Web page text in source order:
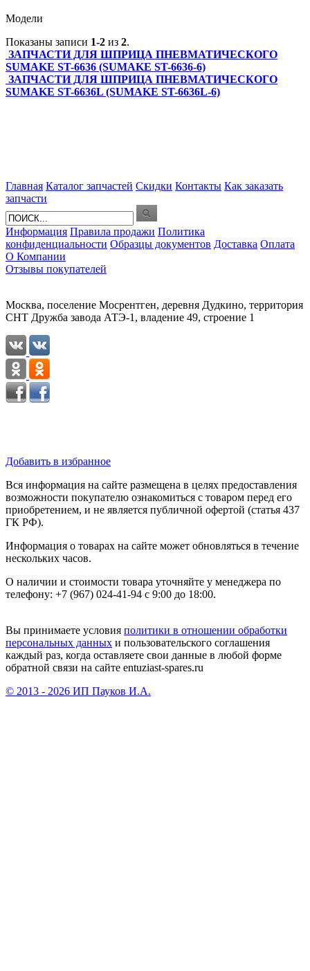
Модели
Показаны записи 1-2 из 2.
ЗАПЧАСТИ ДЛЯ ШПРИЦА ПНЕВМАТИЧЕСКОГО
SUMAKE ST-6636 (SUMAKE ST-6636-6)
ЗАПЧАСТИ ДЛЯ ШПРИЦА ПНЕВМАТИЧЕСКОГО
SUMAKE ST-6636L (SUMAKE ST-6636L-6)
Главная Каталог запчастей Скидки Контакты Как заказать
запчасти
Информация Правила продажи Политика
конфиденциальности Образцы документов Доставка Оплата
О Компании
Отзывы покупателей
Москва, поселение Мосрентген, деревня Дудкино, территория
СНТ Дружба завода АТЭ-1, владение 49, строение 1
Добавить в избранное
Вся информация на сайте размещена в целях предоставления
возможности покупателю ознакомиться с товаром перед его
приобретением, и не является публичной офертой (статья 437
ГК РФ).
Информация о товарах на сайте может обновляться в течение
нескольких часов.
О наличии и стоимости товара уточняйте у менеджера по
телефону: +7 (967) 024-41-94 с 9:00 до 18:00.
Вы принимаете условия политики в отношении обработки
персональных данных и пользовательского соглашения
каждый раз, когда оставляете свои данные в любой форме
обратной связи на сайте entuziast-spares.ru
© 2013 - 2026 ИП Пауков И.А.